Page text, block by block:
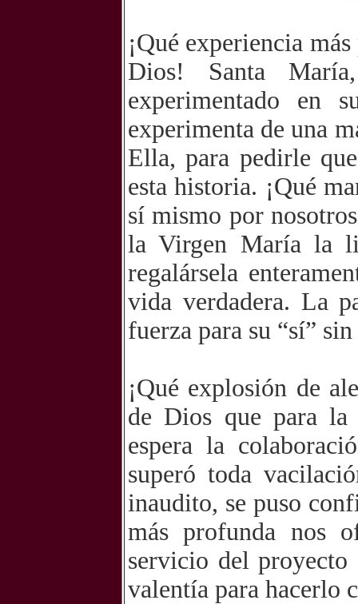
¡Qué experiencia
Dios! Santa
experimentado en
experimenta de una
Ella, para pedirle
esta historia. ¡Qué
sí mismo por
la Virgen María la
regalársela
vida verdadera. La
fuerza para su “sí”
¡Qué explosión de
de Dios que para la
espera la
superó toda
inaudito, se puso
más profunda nos
servicio del proyecto
valentía para hacerlo